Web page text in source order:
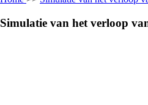
Simulatie van het verloop